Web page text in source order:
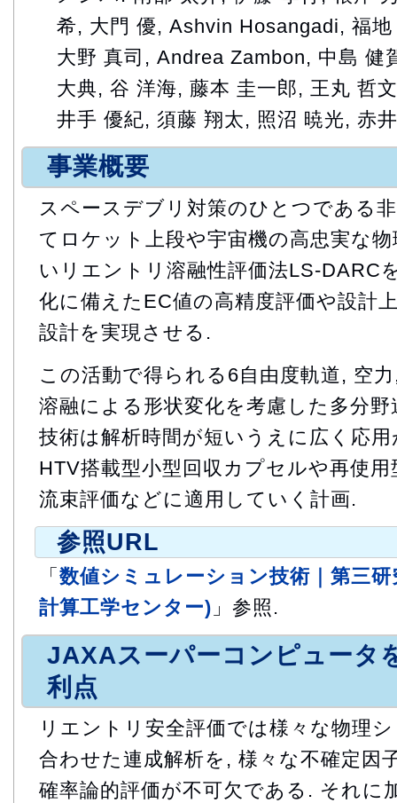
希, 大門 優, Ashvin Hosangadi, 福
大野 真司, Andrea Zambon, 中島 健
大典, 谷 洋海, 藤本 圭一郎, 王丸 哲
井手 優紀, 須藤 翔太, 照沼 暁光, 赤
事業概要
スペースデブリ対策のひとつである
てロケット上段や宇宙機の高忠実な
いリエントリ溶融性評価法LS-DARC
化に備えたEC値の高精度評価や設計
設計を実現させる.
この活動で得られる6自由度軌道, 空
溶融による形状変化を考慮した多分
技術は解析時間が短いうえに広く応
HTV搭載型小型回収カプセルや再使
流束評価などに適用していく計画.
参照URL
「 数値シミュレーション技術｜第三
計算工学センター) 」参照.
JAXAスーパーコンピュータ
利点
リエントリ安全評価では様々な物理
合わせた連成解析を, 様々な不確定因
確率論的評価が不可欠である. それに